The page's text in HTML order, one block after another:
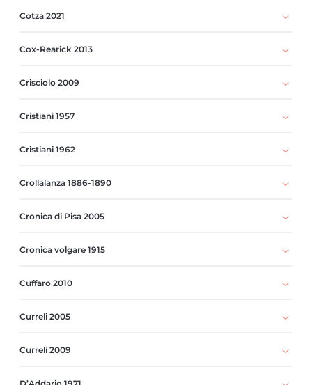
Cotza 2021
Cox-Rearick 2013
Crisciolo 2009
Cristiani 1957
Cristiani 1962
Crollalanza 1886-1890
Cronica di Pisa 2005
Cronica volgare 1915
Cuffaro 2010
Curreli 2005
Curreli 2009